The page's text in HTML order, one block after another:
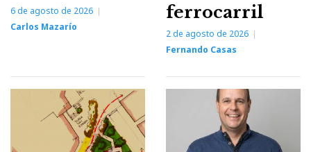
6 de agosto de 2026
Carlos Mazarío
ferrocarril
2 de agosto de 2026
Fernando Casas